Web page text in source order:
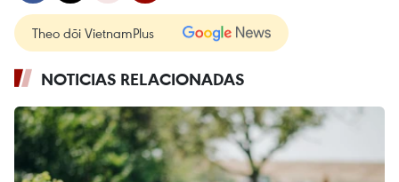
Theo dõi VietnamPlus
NOTICIAS RELACIONADAS